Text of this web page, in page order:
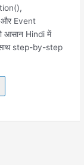
Event
आसान Hindi में
step-by-step